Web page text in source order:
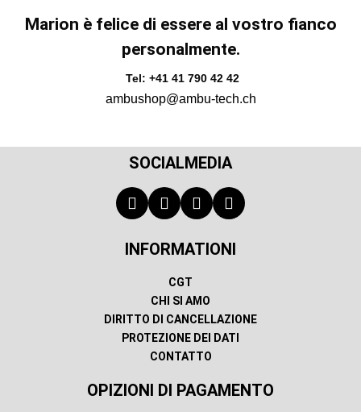
Marion è felice di essere al vostro fianco
personalmente.
Tel: +41 41 790 42 42
ambushop@ambu-tech.ch
SOCIALMEDIA
INFORMATIONI
CGT
CHI SI AMO
DIRITTO DI CANCELLAZIONE
PROTEZIONE DEI DATI
CONTATTO
OPIZIONI DI PAGAMENTO